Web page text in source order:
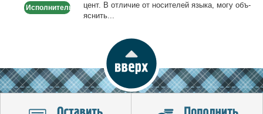
или
Исполнитель
цент. В от­ли­чие от но­си­те­лей язы­ка, мо­гу объ­
яс­нить...